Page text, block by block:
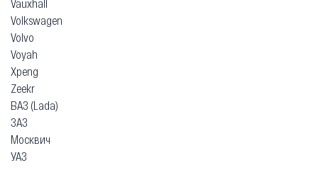
Vauxhall
Volkswagen
Volvo
Voyah
Xpeng
Zeekr
ВАЗ (Lada)
ЗАЗ
Москвич
УАЗ